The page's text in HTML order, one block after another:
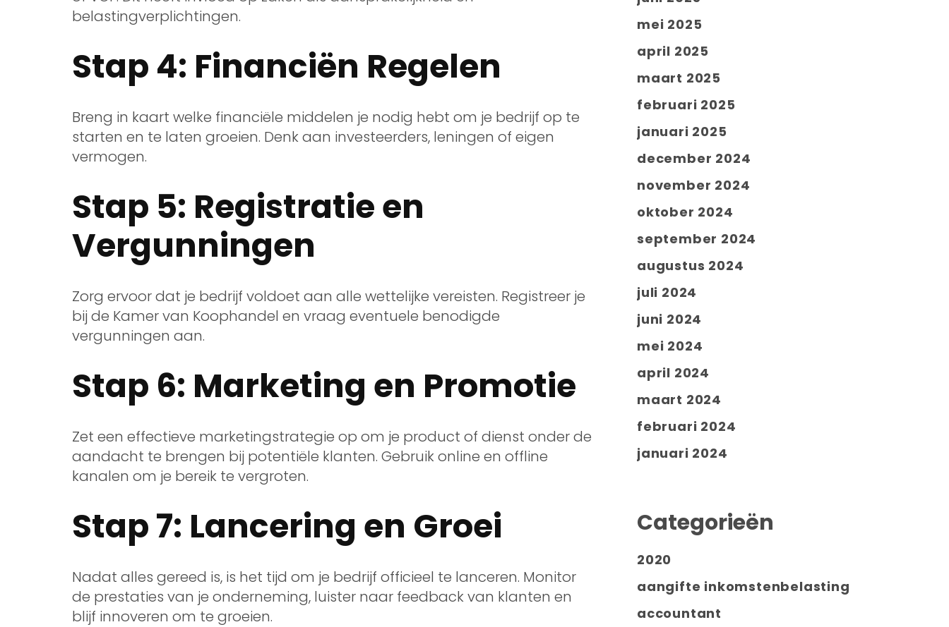
belastingverplichtingen.
Stap 4: Financiën Regelen
Breng in kaart welke financiële middelen je nodig hebt om je bedrijf op te
starten en te laten groeien. Denk aan investeerders, leningen of eigen
vermogen.
Stap 5: Registratie en
Vergunningen
Zorg ervoor dat je bedrijf voldoet aan alle wettelijke vereisten. Registreer je
bij de Kamer van Koophandel en vraag eventuele benodigde
vergunningen aan.
Stap 6: Marketing en Promotie
Zet een effectieve marketingstrategie op om je product of dienst onder de
aandacht te brengen bij potentiële klanten. Gebruik online en offline
kanalen om je bereik te vergroten.
Stap 7: Lancering en Groei
Nadat alles gereed is, is het tijd om je bedrijf officieel te lanceren. Monitor
de prestaties van je onderneming, luister naar feedback van klanten en
blijf innoveren om te groeien.
mei 2025
april 2025
maart 2025
februari 2025
januari 2025
december 2024
november 2024
oktober 2024
september 2024
augustus 2024
juli 2024
juni 2024
mei 2024
april 2024
maart 2024
februari 2024
januari 2024
Categorieën
2020
aangifte inkomstenbelasting
accountant